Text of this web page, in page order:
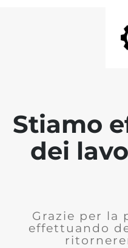
Stiamo
dei
Grazie per la
effettuando